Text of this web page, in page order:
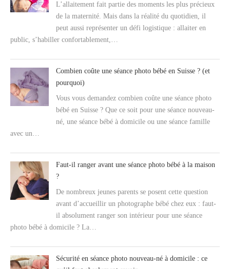
L’allaitement fait partie des moments les plus précieux
de la maternité. Mais dans la réalité du quotidien, il
peut aussi représenter un défi logistique : allaiter en
public, s’habiller confortablement,…
Combien coûte une séance photo bébé en Suisse ? (et
pourquoi)
Vous vous demandez combien coûte une séance photo
bébé en Suisse ? Que ce soit pour une séance nouveau-
né, une séance bébé à domicile ou une séance famille
avec un…
Faut-il ranger avant une séance photo bébé à la maison
?
De nombreux jeunes parents se posent cette question
avant d’accueillir un photographe bébé chez eux : faut-
il absolument ranger son intérieur pour une séance
photo bébé à domicile ? La…
Sécurité en séance photo nouveau-né à domicile : ce